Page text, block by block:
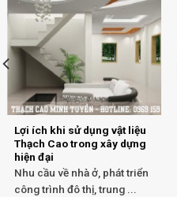
Lợi ích khi sử dụng vật liệu
Thạch Cao trong xây dựng
hiện đại
Nhu cầu về nhà ở, phát triển
công trình đô thị, trung ...